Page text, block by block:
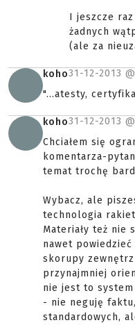
I jeszcze
żadnych
(ale za
koho31-12-2013 @
"...atesty,
koho31-12-2013 @
Chciałem się
komentarza-
temat trochę
Wybacz, ale
technologia
Materiały też nie
nawet
skorupy
przynajmniej
nie jest to system
- nie neguję
standardowych,